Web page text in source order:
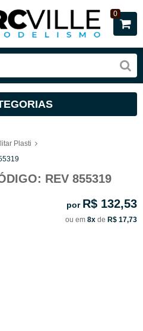
0
Plasti
REV 855319
por R$ 132,53
ou em 8x de R$ 17,73